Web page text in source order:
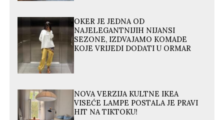
OKER JE JEDNA OD
NAJELEGANTNIJIH NIJANSI
SEZONE, IZDVAJAMO KOMADE
KOJE VRIJEDI DODATI U ORMAR
NOVA VERZIJA KULTNE IKEA
VISEĆE LAMPE POSTALA JE PRAVI
HIT NA TIKTOKU!